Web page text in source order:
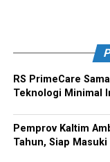
RS PrimeCare
Teknologi Minimal
Pemprov Kaltim
Tahun, Siap